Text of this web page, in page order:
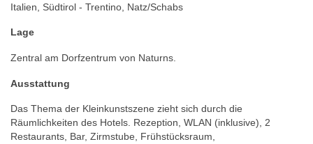
Italien, Südtirol - Trentino, Natz/Schabs
Lage
Zentral am Dorfzentrum von Naturns.
Ausstattung
Das Thema der Kleinkunstszene zieht sich durch die
Räumlichkeiten des Hotels. Rezeption, WLAN (inklusive), 2
Restaurants, Bar, Zirmstube, Frühstücksraum,